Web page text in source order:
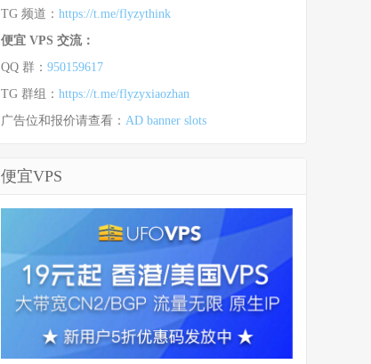
TG 频道： https://t.me/flyzythink
便宜 VPS 交流：
QQ 群： 950159617
TG 群组： https://t.me/flyzyxiaozhan
广告位和报价请查看： AD banner slots
便宜VPS